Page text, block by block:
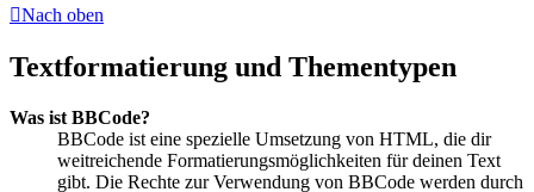
Nach oben
Textformatierung und Thementypen
Was ist BBCode?
BBCode ist eine spezielle Umsetzung von HTML, die dir
weitreichende Formatierungsmöglichkeiten für deinen Text
gibt. Die Rechte zur Verwendung von BBCode werden durch